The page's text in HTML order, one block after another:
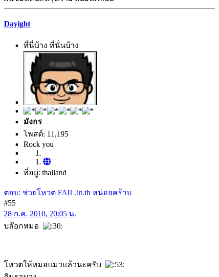
Dayight
ที่นี่บ้าง ที่นั่นบ้าง
มังกร
โพสต์: 11,195
Rock you
ที่อยู่: thailand
ตอบ: ช่วยโหวต FAIL.in.th หน่อยคร้าบ
#55
28 ก.ค. 2010, 20:05 น.
บล๊อกหมอ
โหวตให้หมอแมวแล้วนะครับ